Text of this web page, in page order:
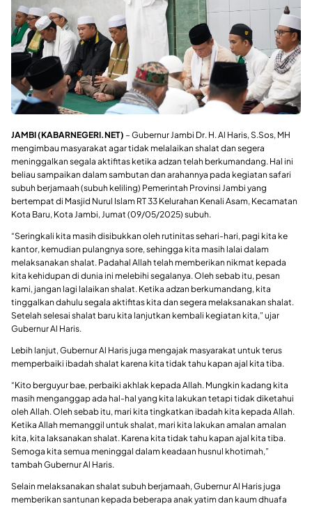
JAMBI (KABARNEGERI.NET) – Gubernur Jambi Dr. H. Al Haris, S.Sos, MH
mengimbau masyarakat agar tidak melalaikan shalat dan segera
meninggalkan segala aktifitas ketika adzan telah berkumandang. Hal ini
beliau sampaikan dalam sambutan dan arahannya pada kegiatan safari
subuh berjamaah (subuh keliling) Pemerintah Provinsi Jambi yang
bertempat di Masjid Nurul Islam RT 33 Kelurahan Kenali Asam, Kecamatan
Kota Baru, Kota Jambi, Jumat (09/05/2025) subuh.
“Seringkali kita masih disibukkan oleh rutinitas sehari-hari, pagi kita ke
kantor, kemudian pulangnya sore, sehingga kita masih lalai dalam
melaksanakan shalat. Padahal Allah telah memberikan nikmat kepada
kita kehidupan di dunia ini melebihi segalanya. Oleh sebab itu, pesan
kami, jangan lagi lalaikan shalat. Ketika adzan berkumandang, kita
tinggalkan dahulu segala aktifitas kita dan segera melaksanakan shalat.
Setelah selesai shalat baru kita lanjutkan kembali kegiatan kita,” ujar
Gubernur Al Haris.
Lebih lanjut, Gubernur Al Haris juga mengajak masyarakat untuk terus
memperbaiki ibadah shalat karena kita tidak tahu kapan ajal kita tiba.
“Kito berguyur bae, perbaiki akhlak kepada Allah. Mungkin kadang kita
masih menganggap ada hal-hal yang kita lakukan tetapi tidak diketahui
oleh Allah. Oleh sebab itu, mari kita tingkatkan ibadah kita kepada Allah.
Ketika Allah memanggil untuk shalat, mari kita lakukan amalan amalan
kita, kita laksanakan shalat. Karena kita tidak tahu kapan ajal kita tiba.
Semoga kita semua meninggal dalam keadaan husnul khotimah,”
tambah Gubernur Al Haris.
Selain melaksanakan shalat subuh berjamaah, Gubernur Al Haris juga
memberikan santunan kepada beberapa anak yatim dan kaum dhuafa